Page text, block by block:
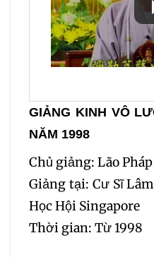
GIẢNG KINH VÔ
NĂM 1998
Chủ giảng: Lão
Giảng tại: Cư Sĩ
Học Hội Singapore
Thời gian: Từ 1998